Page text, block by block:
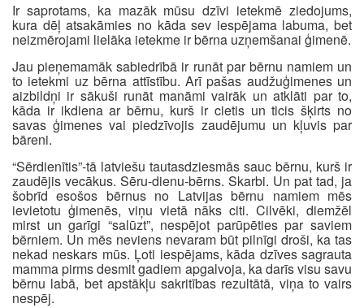
Ir saprotams, ka mazāk mūsu dzīvi ietekmē ziedojums,
kura dēļ atsakāmies no kāda sev iespējama labuma, bet
neizmērojami lielāka ietekme ir bērna uzņemšanai ģimenē.
Jau pieņemamāk sabiedrībā ir runāt par bērnu namiem un
to ietekmi uz bērna attīstību. Arī pašas audžuģimenes un
aizbildņi ir sākuši runāt manāmi vairāk un atklāti par to,
kāda ir ikdiena ar bērnu, kurš ir cietis un ticis šķirts no
savas ģimenes vai piedzīvojis zaudējumu un kļuvis par
bāreni.
“Sērdienītis”-tā latviešu tautasdziesmās sauc bērnu, kurš ir
zaudējis vecākus. Sēru-dienu-bērns. Skarbi. Un pat tad, ja
šobrīd esošos bērnus no Latvijas bērnu namiem mēs
ievietotu ģimenēs, viņu vietā nāks citi. Cilvēki, diemžēl
mirst un garīgi “salūzt”, nespējot parūpēties par saviem
bērniem. Un mēs neviens nevaram būt pilnīgi droši, ka tas
nekad neskars mūs. Ļoti iespējams, kāda dzīves sagrauta
mamma pirms desmit gadiem apgalvoja, ka darīs visu savu
bērnu labā, bet apstākļu sakritības rezultātā, viņa to vairs
nespēj.